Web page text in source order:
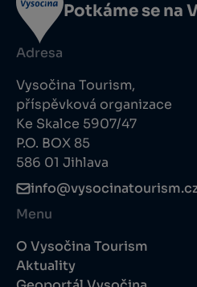
Potkáme se na
Adresa
Vysočina Tourism,
příspěvková organizace
Ke Skalce 5907/47
P.O. BOX 85
586 01 Jihlava
Menu
O Vysočina Tourism
Aktuality